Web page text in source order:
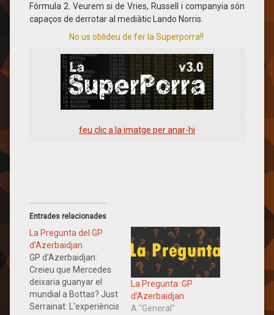
Fórmula 2. Veurem si de Vries, Russell i companyia són
capaços de derrotar al mediàtic Lando Norris.
No us oblideu de fer la Superporra!!
feu clic a la imatge per anar-hi
Entrades relacionades
La Pregunta del GP
d’Azerbaidjan
GP d'Azerbaidjan:
Creieu que Mercedes
deixaria guanyar el
mundial a Bottas? Just
Serrainat: L'experiència
La Pregunta: GP
d’Azerbaidjan
A "General"